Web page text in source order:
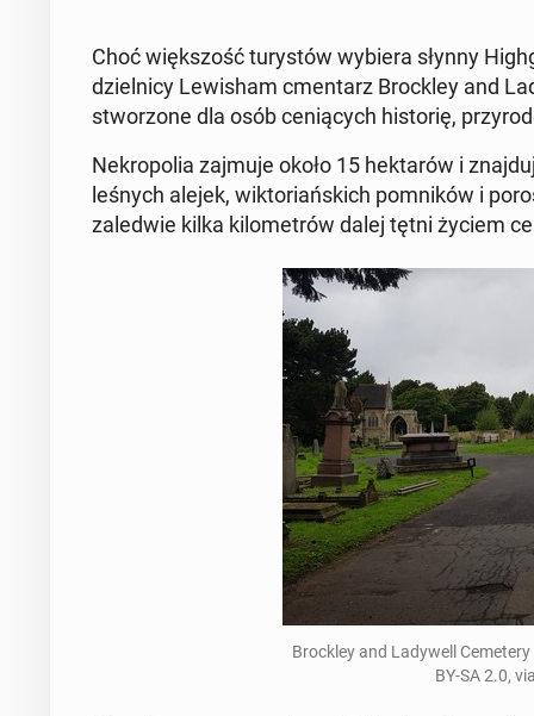
Choć więk­szość tu­ry­stów wybiera słynny
dziel­ni­cy Le­wi­sham cmen­tarz Broc­kley and
stwo­rzo­ne dla osób ce­nią­cych hi­sto­rię,
Ne­kro­po­lia zajmuje około 15 hek­ta­rów i
leśnych alejek, wik­to­riań­skich po­mni­ków i
za­le­d­wie kilka ki­lo­me­trów dalej tętni życiem
Broc­kley and La­dy­well
BY-SA 2.0,